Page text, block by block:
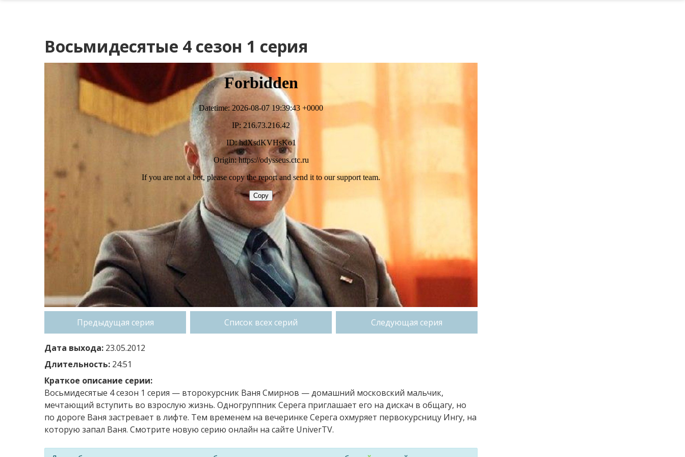
Восьмидесятые 4 сезон 1 серия
Предыдущая серия Список всех серий Следующая серия
Дата выхода: 23.05.2012
Длительность: 24:51
Краткое описание серии:
Восьмидесятые 4 сезон 1 серия — второкурсник Ваня Смирнов — домашний московский мальчик,
мечтающий вступить во взрослую жизнь. Одногруппник Серега приглашает его на дискач в общагу, но
по дороге Ваня застревает в лифте. Тем временем на вечеринке Серега охмуряет первокурсницу Ингу, на
которую запал Ваня. Смотрите новую серию онлайн на сайте UniverTV.